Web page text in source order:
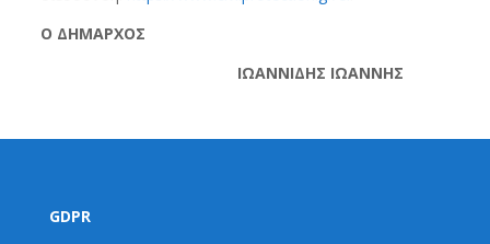
O ΔΗΜΑΡΧΟΣ
ΙΩΑΝΝΙΔΗΣ ΙΩΑΝΝΗΣ
GDPR